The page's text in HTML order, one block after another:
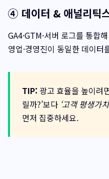
④ 데이터 & 애널리틱
GA4·GTM·서버 로그를 통합
영업·경영진이 동일한 데이터
TIP: 광고 효율을 높이려
릴까?’보다 ‘고객 평생가
먼저 집중하세요.